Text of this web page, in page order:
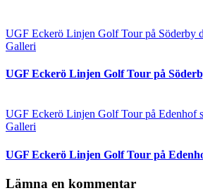
UGF Eckerö Linjen Golf Tour på Söderby
Galleri
UGF Eckerö Linjen Golf Tour på
UGF Eckerö Linjen Golf Tour på Edenhof
Galleri
UGF Eckerö Linjen Golf Tour på
Lämna en kommentar